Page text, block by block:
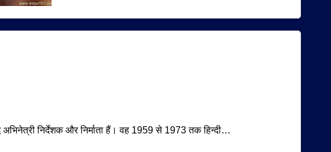
अभिनेत्री निर्देशक और निर्माता हैं। वह 1959 से 1973 तक हिन्दी…